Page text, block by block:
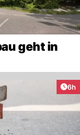
geht in
6h